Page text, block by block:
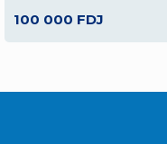
100 000 FDJ